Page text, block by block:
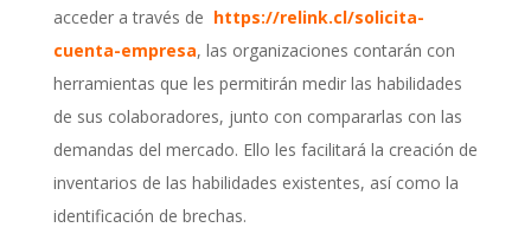
acceder a través de https://relink.cl/solicita-
cuenta-empresa, las organizaciones contarán con
herramientas que les permitirán medir las habilidades
de sus colaboradores, junto con compararlas con las
demandas del mercado. Ello les facilitará la creación de
inventarios de las habilidades existentes, así como la
identificación de brechas.